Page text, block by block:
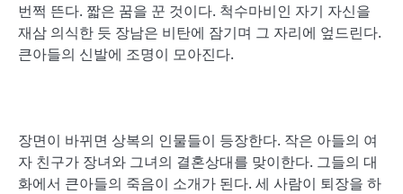
번쩍 뜬다. 짧은 꿈을 꾼 것이다. 척수마비인 자기 자신을
재삼 의식한 듯 장남은 비탄에 잠기며 그 자리에 엎드린다.
큰아들의 신발에 조명이 모아진다.
장면이 바뀌면 상복의 인물들이 등장한다. 작은 아들의 여
자 친구가 장녀와 그녀의 결혼상대를 맞이한다. 그들의 대
화에서 큰아들의 죽음이 소개가 된다. 세 사람이 퇴장을 하